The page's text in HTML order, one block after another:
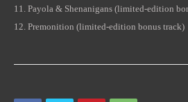
11. Payola & Shenanigans (limited-edition
12. Premonition (limited-edition bonus track)